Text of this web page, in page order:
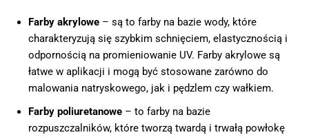
Farby akrylowe – są to farby na bazie wody, które
charakteryzują się szybkim schnięciem, elastycznością i
odpornością na promieniowanie UV. Farby akrylowe są
łatwe w aplikacji i mogą być stosowane zarówno do
malowania natryskowego, jak i pędzlem czy wałkiem.
Farby poliuretanowe – to farby na bazie
rozpuszczalników, które tworzą twardą i trwałą powłokę